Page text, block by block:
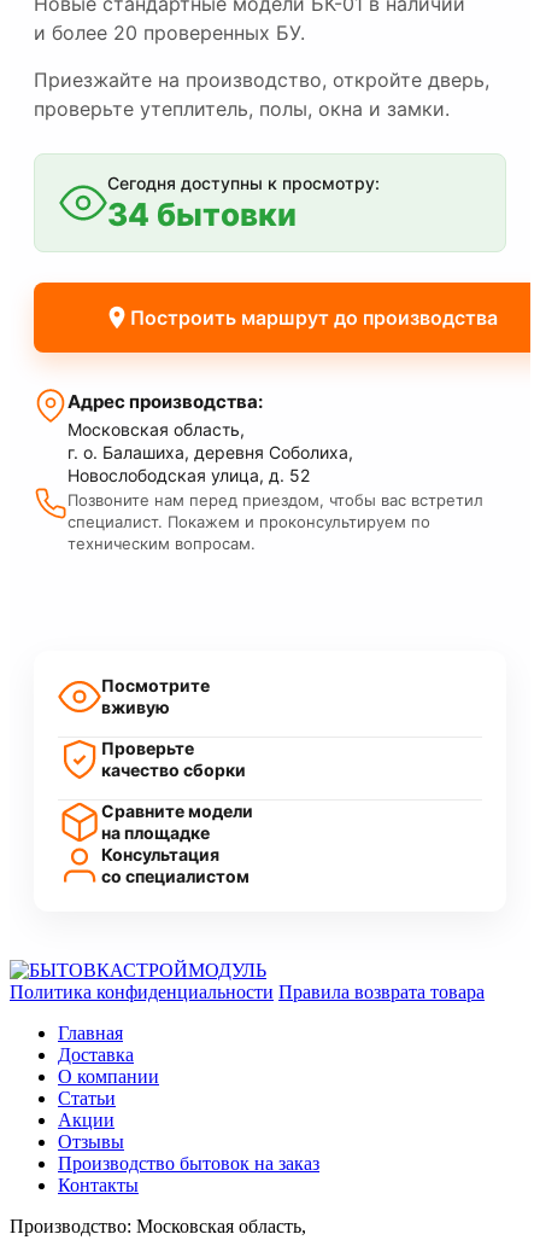
и более 20 проверенных БУ.
Приезжайте на производство, откройте дверь,
проверьте утеплитель, полы, окна и замки.
Сегодня доступны к просмотру:
34 бытовки
Построить маршрут до производства
Адрес производства:
Московская область,
г. о. Балашиха, деревня Соболиха,
Новослободская улица, д. 52
Позвоните нам перед приездом, чтобы вас встретил
специалист. Покажем и проконсультируем по
техническим вопросам.
Посмотрите
вживую
Проверьте
качество сборки
Сравните модели
на площадке
Консультация
со специалистом
Политика конфиденциальности Правила возврата товара
Главная
Доставка
О компании
Статьи
Акции
Отзывы
Производство бытовок на заказ
Контакты
Производство: Московская область,